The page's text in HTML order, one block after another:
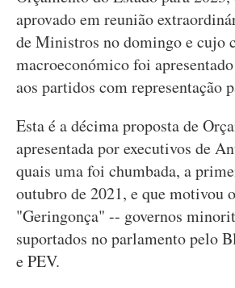
aprovado em reunião
de Ministros no domingo e cujo
macroeconómico foi
aos partidos com representação
Esta é a décima proposta de
apresentada por executivos de
quais uma foi chumbada, a
outubro de 2021, e que motivou
"Geringonça" -- governos
suportados no parlamento pelo
e PEV.